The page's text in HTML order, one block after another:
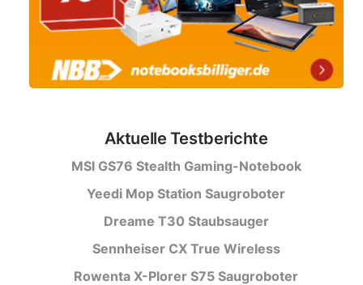
Aktuelle Testberichte
MSI GS76 Stealth Gaming-Notebook
Yeedi Mop Station Saugroboter
Dreame T30 Staubsauger
Sennheiser CX True Wireless
Rowenta X-Plorer S75 Saugroboter